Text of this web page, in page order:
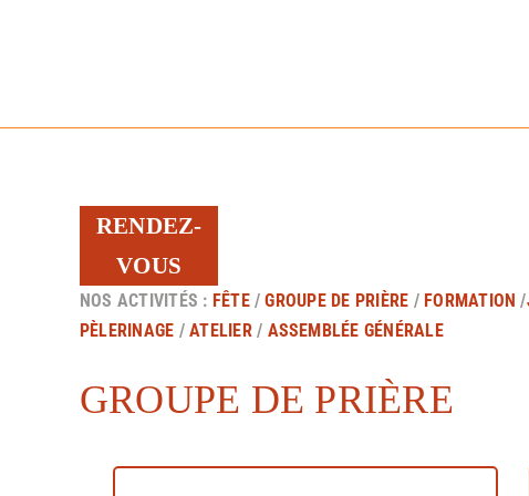
RENDEZ-
VOUS
NOS ACTIVITÉS : FÊTE /GROUPE DE PRIÈRE / FORMATION /
PÈLERINAGE /ATELIER / ASSEMBLÉE GÉNÉRALE
GROUPE DE PRIÈRE